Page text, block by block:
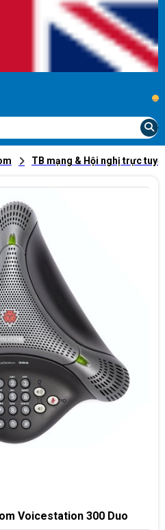
...
TB mạng & Hội nghị trực
Voicestation 300 Duo